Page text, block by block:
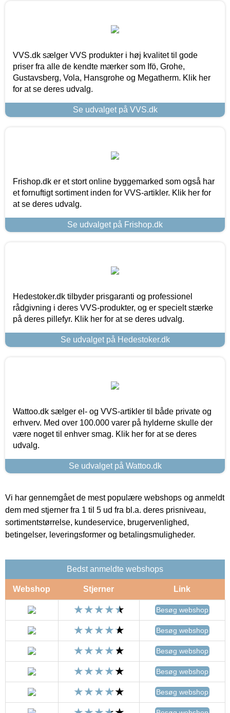
VVS.dk sælger VVS produkter i høj kvalitet til gode
priser fra alle de kendte mærker som Ifö, Grohe,
Gustavsberg, Vola, Hansgrohe og Megatherm. Klik her
for at se deres udvalg.
Se udvalget på VVS.dk
Frishop.dk er et stort online byggemarked som også har
et fornuftigt sortiment inden for VVS-artikler. Klik her for
at se deres udvalg.
Se udvalget på Frishop.dk
Hedestoker.dk tilbyder prisgaranti og professionel
rådgivning i deres VVS-produkter, og er specielt stærke
på deres pillefyr. Klik her for at se deres udvalg.
Se udvalget på Hedestoker.dk
Wattoo.dk sælger el- og VVS-artikler til både private og
erhverv. Med over 100.000 varer på hylderne skulle der
være noget til enhver smag. Klik her for at se deres
udvalg.
Se udvalget på Wattoo.dk
Vi har gennemgået de mest populære webshops og anmeldt
dem med stjerner fra 1 til 5 ud fra bl.a. deres prisniveau,
sortimentstørrelse, kundeservice, brugervenlighed,
betingelser, leveringsformer og betalingsmuligheder.
Bedst anmeldte webshops
Webshop Stjerner Link
Besøg webshop
Besøg webshop
Besøg webshop
Besøg webshop
Besøg webshop